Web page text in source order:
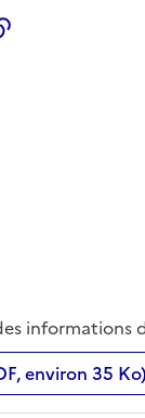
Twitter)
informations
environ 35 Ko)